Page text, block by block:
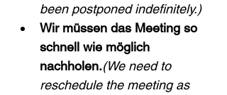
been postponed indefinitely.)
Wir müssen das Meeting so
schnell wie möglich
nachholen.(We need to
reschedule the meeting as